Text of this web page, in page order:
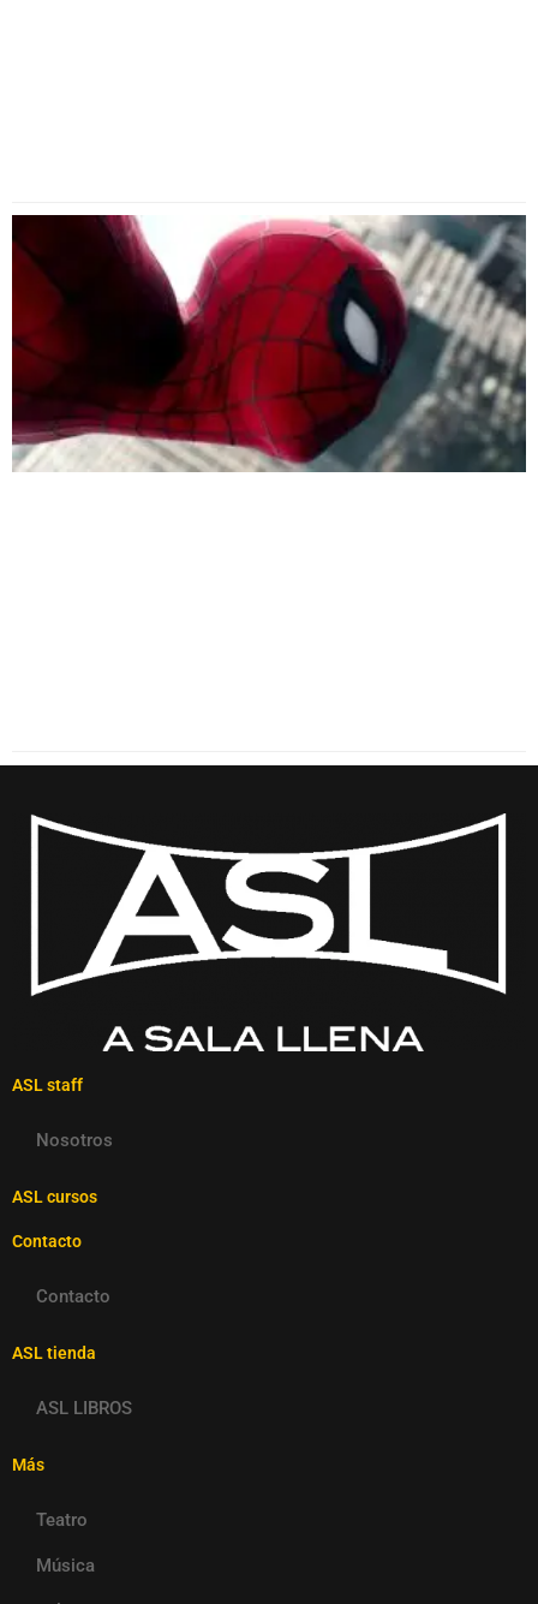
ASL staff
Nosotros
ASL cursos
Contacto
Contacto
ASL tienda
ASL LIBROS
Más
Teatro
Música